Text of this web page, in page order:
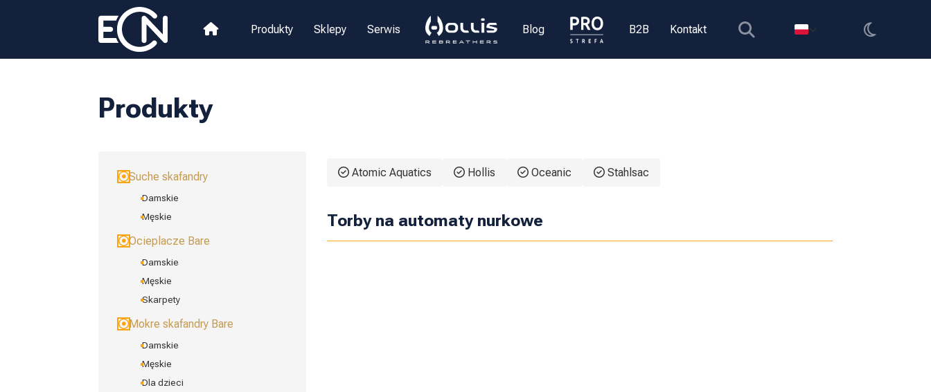
Produkty Sklepy Serwis Blog B2B Kontakt
Produkty
Suche skafandry
Damskie
Męskie
Ocieplacze Bare
Damskie
Męskie
Skarpety
Mokre skafandry Bare
Damskie
Męskie
Dla dzieci
Atomic Aquatics Hollis Oceanic Stahlsac
Torby na automaty nurkowe
Molokini torba na
automaty
Torba na automaty